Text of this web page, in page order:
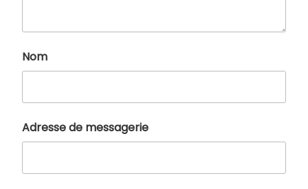
Nom
Adresse de messagerie